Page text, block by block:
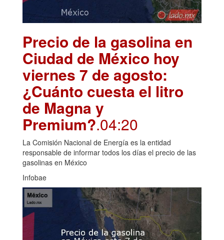
Precio de la gasolina en
Ciudad de México hoy
viernes 7 de agosto:
¿Cuánto cuesta el litro
de Magna y
Premium?.04:20
La Comisión Nacional de Energía es la entidad
responsable de informar todos los días el precio de las
gasolinas en México
Infobae